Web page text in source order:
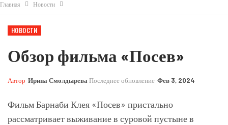
Главная Новости
НОВОСТИ
Обзор фильма «Посев»
Автор Ирина Смолдырева Последнее обновление Фев 3, 2024
Фильм Барнаби Клея «Посев» пристально
рассматривает выживание в суровой пустыне в